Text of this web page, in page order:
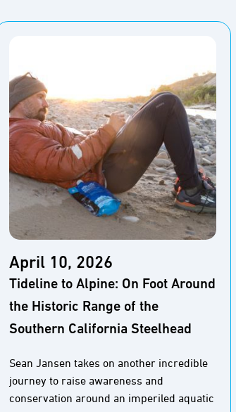
April 10, 2026
Tideline to Alpine: On Foot Around
the Historic Range of the
Southern California Steelhead
Sean Jansen takes on another incredible
journey to raise awareness and
conservation around an imperiled aquatic